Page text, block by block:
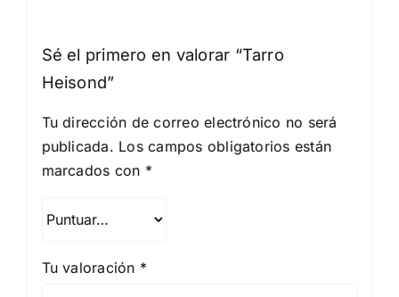
Sé el primero en valorar “Tarro
Heisond”
Tu dirección de correo electrónico no será
publicada. Los campos obligatorios están
marcados con *
Tu valoración *